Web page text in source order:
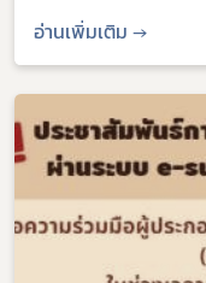
อ่านเพิ่มเติม →